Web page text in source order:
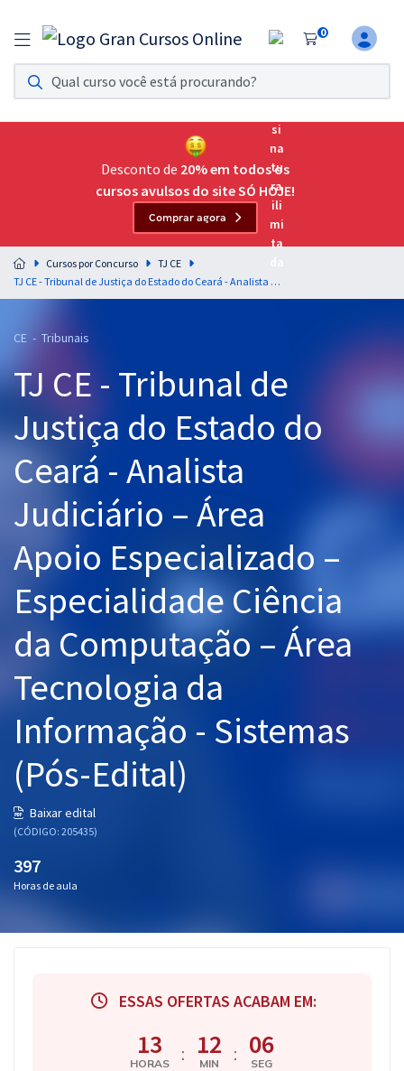
0
Assinatura Ilimitada 11
Acesso a todos os cursos. Teste grátis por 7 dias!
Assinatura OAB Até Passar
Acesso ilimitado a toda preparação para o Exame da
Residências Multiprofissionais
Preparação completa e intensiva para as principais
residências em saúde do Brasil
Cursos 20% OFF
Pós
Graduação
OAB
Mentorias
Questões grátis
Aprovados
Desconto de 20% em todos os
cursos avulsos do site SÓ HOJE!
Comprar agora
Cursos por Concurso
TJ CE
TJ CE - Tribunal de Justiça do Estado do Ceará - Analista Judiciário – Área Apoio Especializado – Especialidade Ciência da Computação – Área Tecnologia da Informação - Sistemas (Pós-Edital)
CE - Tribunais
TJ CE - Tribunal de
Justiça do Estado do
Ceará - Analista
Judiciário – Área
Apoio Especializado –
Especialidade Ciência
da Computação – Área
Tecnologia da
Informação - Sistemas
(Pós-Edital)
Baixar edital
(CÓDIGO: 205435)
397
Horas de aula
ESSAS OFERTAS ACABAM EM:
13
HORAS : 12
MIN : 05
SEG